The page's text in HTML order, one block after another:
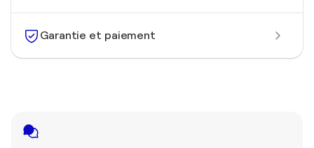
Garantie et paiement